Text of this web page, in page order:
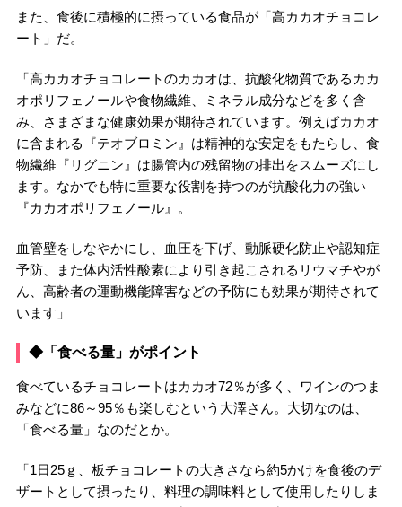
また、食後に積極的に摂っている食品が「高カカオチョコレ
ート」だ。
「高カカオチョコレートのカカオは、抗酸化物質であるカカ
オポリフェノールや食物繊維、ミネラル成分などを多く含
み、さまざまな健康効果が期待されています。例えばカカオ
に含まれる『テオブロミン』は精神的な安定をもたらし、食
物繊維『リグニン』は腸管内の残留物の排出をスムーズにし
ます。なかでも特に重要な役割を持つのが抗酸化力の強い
『カカオポリフェノール』。
血管壁をしなやかにし、血圧を下げ、動脈硬化防止や認知症
予防、また体内活性酸素により引き起こされるリウマチやが
ん、高齢者の運動機能障害などの予防にも効果が期待されて
います」
◆「食べる量」がポイント
食べているチョコレートはカカオ72％が多く、ワインのつま
みなどに86～95％も楽しむという大澤さん。大切なのは、
「食べる量」なのだとか。
「1日25ｇ、板チョコレートの大きさなら約5かけを食後のデ
ザートとして摂ったり、料理の調味料として使用したりしま